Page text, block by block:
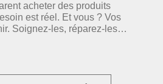
acheter des produits
est réel. Et vous ? Vos
Soignez-les, réparez-les…